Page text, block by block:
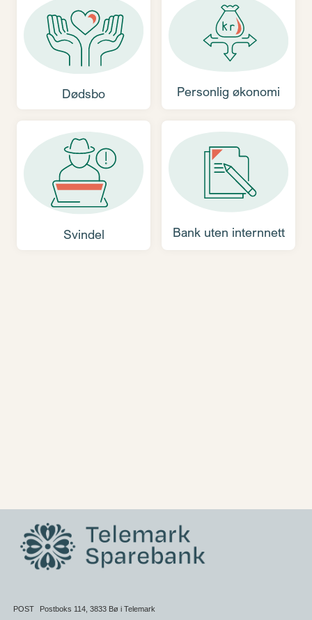
Dødsbo Personlig økonomi
Svindel Bank uten internnett
POST
Postboks 114, 3833 Bø i Telemark